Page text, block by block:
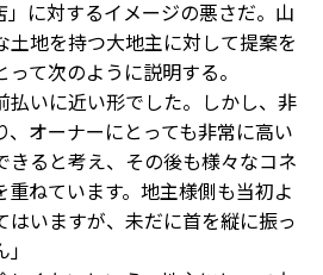
」に対するイメージの悪さだ。山
土地を持つ大地主に対して提案を
て次のように説明する。
いに近い形でした。しかし、非
オーナーにとっても非常に高い
きると考え、その後も様々なコネ
ねています。地主様側も当初よ
はいますが、未だに首を縦に振っ